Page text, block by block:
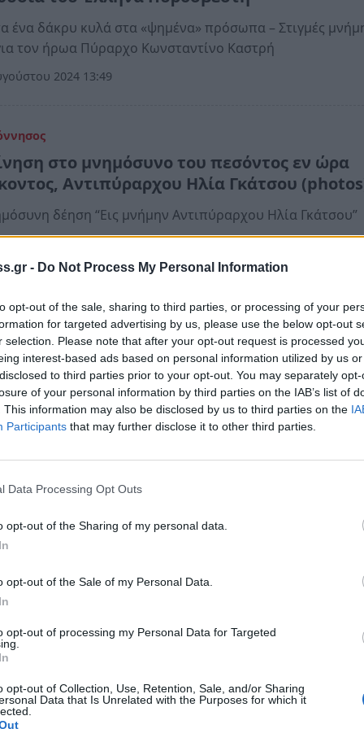
- Do Not Process My Personal Information
opt-out of the sale, sharing to third parties, or processing of your
for targeted advertising by us, please use the below opt-out
selection. Please note that after your opt-out request is processed
interest-based ads based on personal information utilized by us
to third parties prior to your opt-out. You may separately
of your personal information by third parties on the IAB’s list of
This information may also be disclosed by us to third parties on the
Participants that may further disclose it to other third parties.
Data Processing Opt Outs
opt-out of the Sharing of my personal data.
opt-out of the Sale of my Personal Data.
opt-out of processing my Personal Data for Targeted
opt-out of Collection, Use, Retention, Sale, and/or Sharing
Data that Is Unrelated with the Purposes for which it
ένα δάκρυ κυλά στα «ψημένα» πρόσωπα – Στιγμές
τον ήρωα Πύραρχο Κωνσταντίνο Καστρή
2024 13:49
στο μνημόσυνο του πεσόντος εν ώρα
Αντιπύραρχου Ηλία Γκάτσου
δέηση “Εις μνήμην Αντιπύραρχου Ηλία Γκάτσου”
2022 10:44
οι πυροσβέστες της Λακωνίας - «Εις
Ηλία Γκάτσου»
δέηση, στο σημείο που έχει ανεγερθεί το
Ηλία Γκάτσου, θα τελέσει η Ένωση Υπαλλήλων
Σώματος Νομού Λακωνίας
2022 09:37
δέηση στη Μνήμη των Πεσόντων
δέηση στο σημείο που έχει ανεγερθεί το
η Πυροσβεστική Υπηρεσία Σπάρτης
2021 17:51